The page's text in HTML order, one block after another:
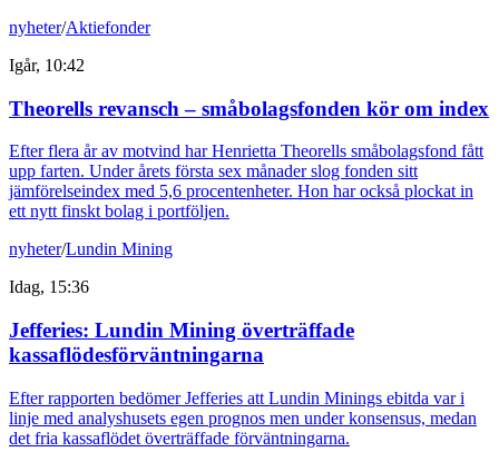
nyheter/Aktiefonder
Igår, 10:42
Theorells revansch – småbolagsfonden kör om index
Efter flera år av motvind har Henrietta Theorells småbolagsfond fått
upp farten. Under årets första sex månader slog fonden sitt
jämförelseindex med 5,6 procentenheter. Hon har också plockat in
ett nytt finskt bolag i portföljen.
nyheter/Lundin Mining
Idag, 15:36
Jefferies: Lundin Mining överträffade
kassaflödesförväntningarna
Efter rapporten bedömer Jefferies att Lundin Minings ebitda var i
linje med analyshusets egen prognos men under konsensus, medan
det fria kassaflödet överträffade förväntningarna.